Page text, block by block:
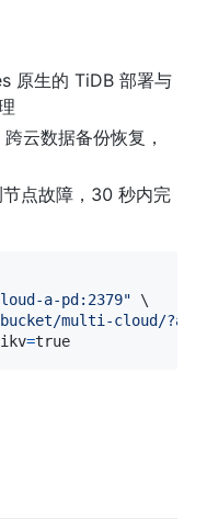
原生的 TiDB 部署与
跨云数据备份恢复，
节点故障，30 秒内完
a-pd:2379"
\
multi-cloud/
=true